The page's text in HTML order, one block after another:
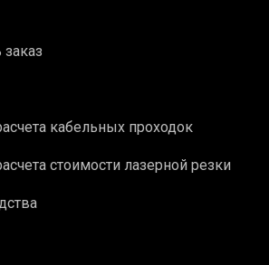
кабельных проходок
стоимости лазерной резки